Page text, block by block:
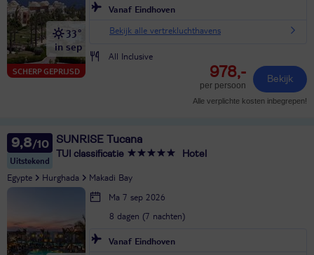
SCHERP GEPRIJSD
33°
in sep
Vanaf Eindhoven
Bekijk alle vertrekluchthavens
All Inclusive
978,-
per persoon
Bekijk
Alle verplichte kosten inbegrepen!
9,8
Uitstekend
SUNRISE Tucana
TUI classificatie Hotel
Egypte Hurghada Makadi Bay
Ma 7 sep 2026
8 dagen (7 nachten)
Vanaf Eindhoven